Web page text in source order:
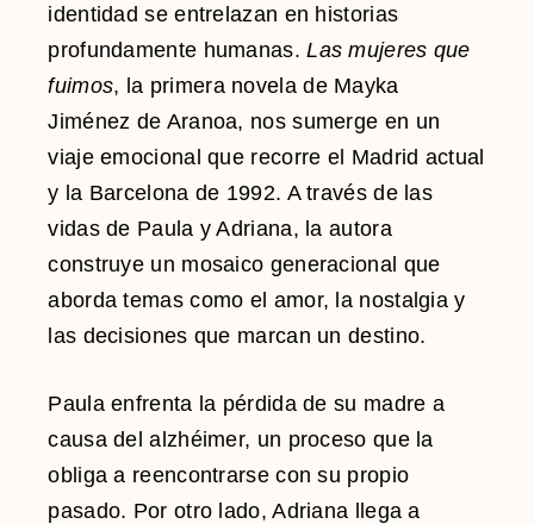
identidad se entrelazan en historias
profundamente humanas.Las mujeres que
fuimos, la primera novela de Mayka
Jiménez de Aranoa, nos sumerge en un
viaje emocional que recorre el Madrid actual
y la Barcelona de 1992. A través de las
vidas de Paula y Adriana, la autora
construye un mosaico generacional que
aborda temas como el amor, la nostalgia y
las decisiones que marcan un destino.
Paula enfrenta la pérdida de su madre a
causa del alzhéimer, un proceso que la
obliga a reencontrarse con su propio
pasado. Por otro lado, Adriana llega a